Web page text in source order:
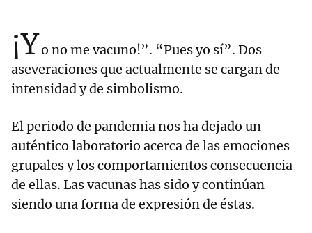
¡Yo no me vacuno!”. “Pues yo sí”. Dos
aseveraciones que actualmente se cargan de
intensidad y de simbolismo.
El periodo de pandemia nos ha dejado un
auténtico laboratorio acerca de las emociones
grupales y los comportamientos consecuencia
de ellas. Las vacunas has sido y continúan
siendo una forma de expresión de éstas.